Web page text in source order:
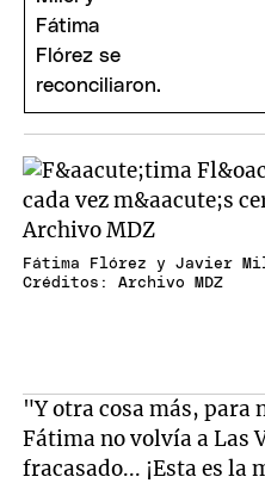
Fátima Flórez y Javier
Créditos: Archivo MDZ
"Y otra cosa más, para
Fátima no volvía a Las
fracasado... ¡Esta es la